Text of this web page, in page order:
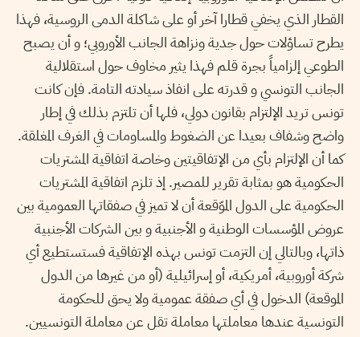
القطار الذي يخفي قطارا آخر أو على شاكلة الدمى الروسية، فهذا
يطرح تساؤلات حول جدية ونزاهة الجانب الأوروبي؛ و أن يصبح
الطوعي إلزامياً بجرة قلم فهذا يثير مخاوف حول استقلالية
الجانب التونسي و قدرته على انفاذ سيادته التامة. فإن كانت
تونس تريد الإلتزام بقانون دولي، فلها أن تلتزم بذلك في إطار
واضح وشفاف بعيدا عن الضغوط والمساومات في الغرف المغلقة.
كما أن الإلتزام بأي من الإتفاقيتين وخاصة اتفاقية المشتريات
الحكومية هو بمثابة تقرير للمصير. إذ تلزم اتفاقية المشتريات
الحكومية على الدول الموّقعة أن لا تميز في صفقاتها العمومية بين
عروض المؤسسات الوطنية و الأجنبية و بين الشركات الأجنبية
ذاتها، وبالتالي إن التزمت تونس بهذه الإتفاقية فستستطيع أي
شركة أوروبية، أمريكية، أو إسرائيلية (أو من غيرها من الدول
الموقعة) الدخول في أي صفقة عمومية ولا يحق للحكومة
التونسية عندها معاملتها معاملة تقل عن معاملة التونسيين.